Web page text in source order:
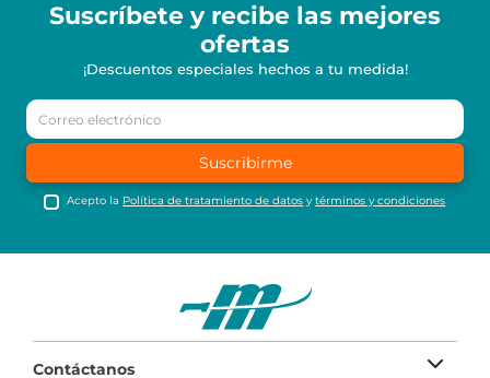
Suscríbete y recibe las mejores
ofertas
¡Descuentos especiales hechos a tu medida!
Suscribirme
Acepto la Política de tratamiento de datos ytérminos y condiciones
Contáctanos